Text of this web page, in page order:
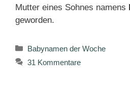
Mutter eines Sohnes namens
geworden.
Kategorien
Babynamen der Woche
31 Kommentare